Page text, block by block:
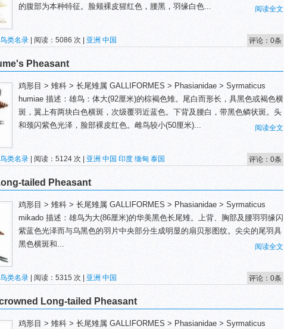
的腹部为本种特征。脸颊裸皮猩红色，腰黑，羽缘白色...
阅读全文
鸟类名录 | 阅读：5086 次 | 亚洲 中国 评论：0条
Pheasant
鸡形目 > 雉科 > 长尾雉属 GALLIFORMES > Phasianidae > Syrmaticus
humiae 描述：雄鸟：体大(92厘米)的棕褐色雉。尾白而形长，具黑色或褐色横
斑，翼上有两块白色横斑，次级覆羽近蓝色。下背及腰白，带黑色鳞状斑。头
和颈闪紫色光泽，脸部裸皮红色。雌鸟较小(50厘米)...
阅读全文
鸟类名录 | 阅读：5124 次 | 亚洲 中国 印度 缅甸 泰国 评论：0条
tailed Pheasant
鸡形目 > 雉科 > 长尾雉属 GALLIFORMES > Phasianidae > Syrmaticus
mikado 描述：雄鸟为大(86厘米)的华美黑色长尾雉。上背、胸部及腰羽羽缘闪
紫蓝色光泽而与乌黑色的羽片中央部分生成明显的扇贝形图纹。尖尖的尾羽具
黑色横斑和...
阅读全文
鸟类名录 | 阅读：5315 次 | 亚洲 中国 评论：0条
Long-tailed Pheasant
鸡形目 > 雉科 > 长尾雉属 GALLIFORMES > Phasianidae > Syrmaticus